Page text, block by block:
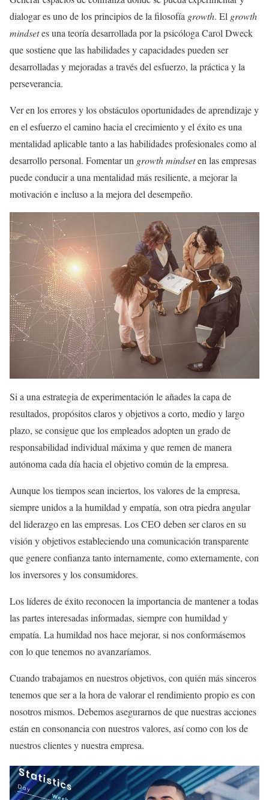
dialogar es uno de los principios de la filosofía growth. El growth
mindsetes una teoría desarrollada por la psicóloga Carol Dweck
que sostiene que las habilidades y capacidades pueden ser
desarrolladas y mejoradas a través del esfuerzo, la práctica y la
perseverancia.
Ver en los errores y los obstáculos oportunidades de aprendizaje y
en el esfuerzo el camino hacia el crecimiento y el éxito es una
mentalidad aplicable tanto a las habilidades profesionales como al
desarrollo personal. Fomentar un growth mindseten las empresas
puede conducir a una mentalidad más resiliente, a mejorar la
motivación e incluso a la mejora del desempeño.
Si a una estrategia de experimentación le añades la capa de
resultados, propósitos claros y objetivos a corto, medio y largo
plazo, se consigue que los empleados adopten un grado de
responsabilidad individual máxima y que remen de manera
autónoma cada día hacia el objetivo común de la empresa.
Aunque los tiempos sean inciertos, los valores de la empresa,
siempre unidos a la humildad y empatía, son otra piedra angular
del liderazgo en las empresas. Los CEO deben ser claros en su
visión y objetivos estableciendo una comunicación transparente
que genere confianza tanto internamente, como externamente, con
los inversores y los consumidores.
Los líderes de éxito reconocen la importancia de mantener a todas
las partes interesadas informadas, siempre con humildad y
empatía. La humildad nos hace mejorar, si nos conformásemos
con lo que tenemos no avanzaríamos.
Cuando trabajamos en nuestros objetivos, con quién más sinceros
tenemos que ser a la hora de valorar el rendimiento propio es con
nosotros mismos. Debemos asegurarnos de que nuestras acciones
están en consonancia con nuestros valores, así como con los de
nuestros clientes y nuestra empresa.